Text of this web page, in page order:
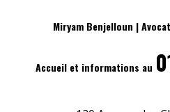
Miryam Benjelloun |
Accueil et informations au